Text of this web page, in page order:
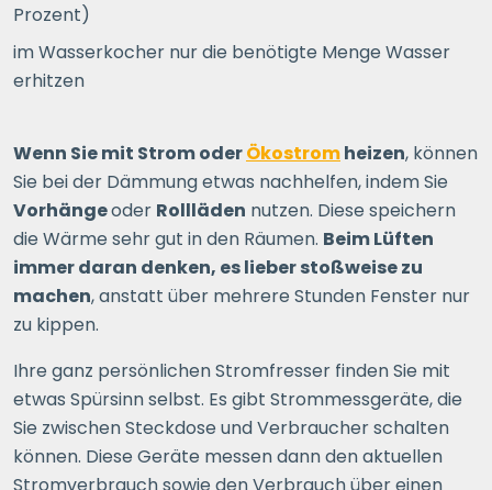
Prozent)
im Wasserkocher nur die benötigte Menge Wasser
erhitzen
Wenn Sie mit Strom oderÖkostromheizen, können
Sie bei der Dämmung etwas nachhelfen, indem Sie
Vorhängeoder Rollläden nutzen. Diese speichern
die Wärme sehr gut in den Räumen. Beim Lüften
immer daran denken, es lieber stoßweise zu
machen, anstatt über mehrere Stunden Fenster nur
zu kippen.
Ihre ganz persönlichen Stromfresser finden Sie mit
etwas Spürsinn selbst. Es gibt Strommessgeräte, die
Sie zwischen Steckdose und Verbraucher schalten
können. Diese Geräte messen dann den aktuellen
Stromverbrauch sowie den Verbrauch über einen